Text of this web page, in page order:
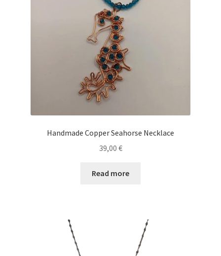
Handmade Copper Seahorse Necklace
39,00 €
Read more